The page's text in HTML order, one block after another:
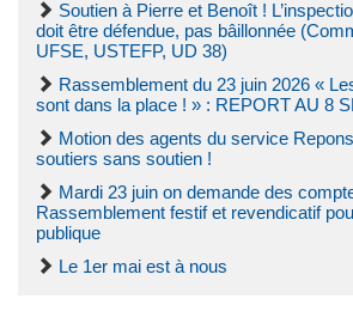
Soutien à Pierre et Benoît !
doit être défendue, pas bâillonnée
UFSE, USTEFP, UD 38)
Rassemblement du 23 juin 2026 «
sont dans la place ! » : REPORT AU 8
Motion des agents du service
soutiers sans soutien !
Mardi 23 juin on demande des
Rassemblement festif et revendicatif
publique
Le 1er mai est à nous